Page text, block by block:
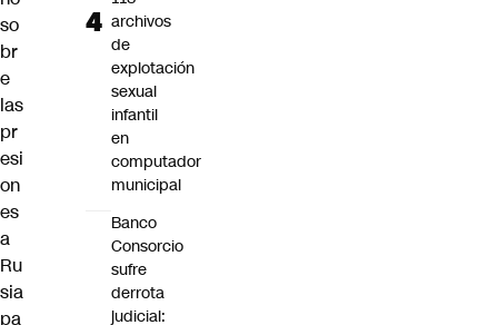
so
br
e
las
pr
esi
on
es
a
Ru
sia
pa
archivos
de
explotación
sexual
infantil
en
computador
municipal
Banco
Consorcio
sufre
derrota
judicial: